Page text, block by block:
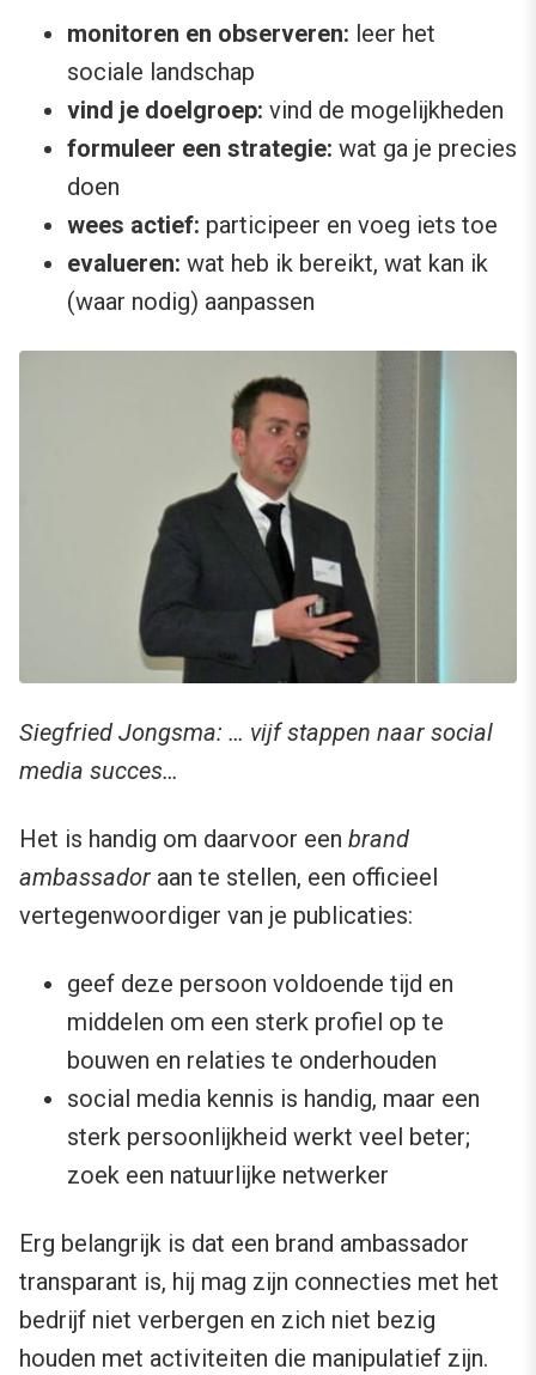
monitoren en observeren: leer het
sociale landschap
vind je doelgroep: vind de mogelijkheden
formuleer een strategie: wat ga je precies
doen
wees actief: participeer en voeg iets toe
evalueren: wat heb ik bereikt, wat kan ik
(waar nodig) aanpassen
Siegfried Jongsma: … vijf stappen naar social
media succes…
Het is handig om daarvoor een brand
ambassador aan te stellen, een officieel
vertegenwoordiger van je publicaties:
geef deze persoon voldoende tijd en
middelen om een sterk profiel op te
bouwen en relaties te onderhouden
social media kennis is handig, maar een
sterk persoonlijkheid werkt veel beter;
zoek een natuurlijke netwerker
Erg belangrijk is dat een brand ambassador
transparant is, hij mag zijn connecties met het
bedrijf niet verbergen en zich niet bezig
houden met activiteiten die manipulatief zijn.